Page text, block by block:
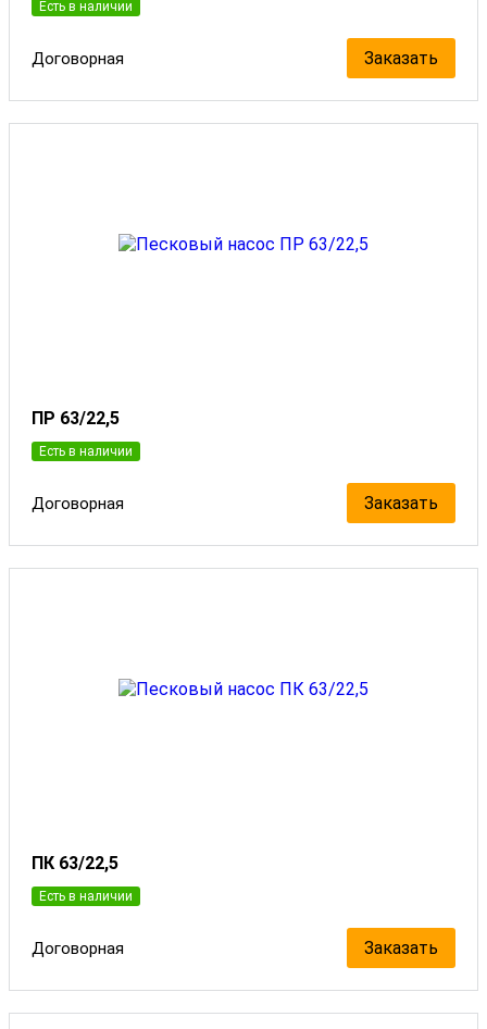
Есть в наличии
Договорная Заказать
ПР 63/22,5
Есть в наличии
Договорная Заказать
ПК 63/22,5
Есть в наличии
Договорная Заказать